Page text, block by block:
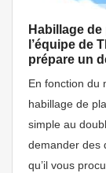
Habillage
l’équipe de
prépare un
En fonction du
habillage de
simple au
demander des
qu’il vous